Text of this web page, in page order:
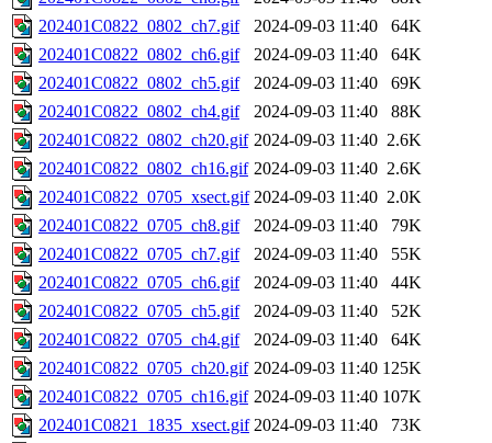
202401C0822_0802_ch7.gif
2024-09-03 11:40
64K
202401C0822_0802_ch6.gif
2024-09-03 11:40
64K
202401C0822_0802_ch5.gif
2024-09-03 11:40
69K
202401C0822_0802_ch4.gif
2024-09-03 11:40
88K
202401C0822_0802_ch20.gif 2024-09-03 11:40 2.6K
202401C0822_0802_ch16.gif 2024-09-03 11:40 2.6K
202401C0822_0705_xsect.gif 2024-09-03 11:40 2.0K
202401C0822_0705_ch8.gif
2024-09-03 11:40
79K
202401C0822_0705_ch7.gif
2024-09-03 11:40
55K
202401C0822_0705_ch6.gif
2024-09-03 11:40
44K
202401C0822_0705_ch5.gif
2024-09-03 11:40
52K
202401C0822_0705_ch4.gif
2024-09-03 11:40
64K
202401C0822_0705_ch20.gif 2024-09-03 11:40 125K
202401C0822_0705_ch16.gif 2024-09-03 11:40 107K
202401C0821_1835_xsect.gif 2024-09-03 11:40
73K